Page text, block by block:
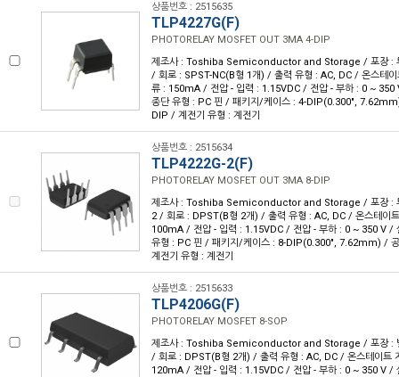
상품번호 : 2515635
TLP4227G(F)
PHOTORELAY MOSFET OUT 3MA 4-DIP
제조사 : Toshiba Semiconductor and Storage / 포장 :
/ 회로 : SPST-NC(B형 1개) / 출력 유형 : AC, DC / 온스테
류 : 150mA / 전압 - 입력 : 1.15VDC / 전압 - 부하 : 0 ~ 350
종단 유형 : PC 핀 / 패키지/케이스 : 4-DIP(0.300",
DIP / 계전기 유형 : 계전기
상품번호 : 2515634
TLP4222G-2(F)
PHOTORELAY MOSFET OUT 3MA 8-DIP
제조사 : Toshiba Semiconductor and Storage / 포장 :
2 / 회로 : DPST(B형 2개) / 출력 유형 : AC, DC / 온스테이
100mA / 전압 - 입력 : 1.15VDC / 전압 - 부하 : 0 ~ 350 V /
유형 : PC 핀 / 패키지/케이스 : 8-DIP(0.300", 7.62mm) /
계전기 유형 : 계전기
상품번호 : 2515633
TLP4206G(F)
PHOTORELAY MOSFET 8-SOP
제조사 : Toshiba Semiconductor and Storage / 포장 :
/ 회로 : DPST(B형 2개) / 출력 유형 : AC, DC / 온스테이트
120mA / 전압 - 입력 : 1.15VDC / 전압 - 부하 : 0 ~ 350 V /